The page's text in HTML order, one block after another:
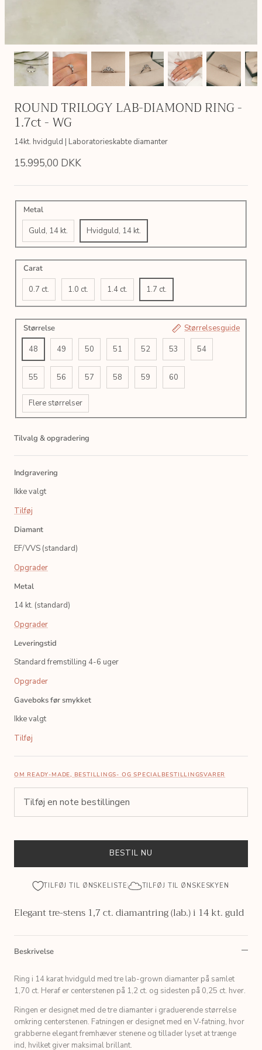
ROUND TRILOGY LAB-DIAMOND RING -
1.7ct - WG
14kt. hvidguld | Laboratorieskabte diamanter
15.995,00 DKK
Metal
Guld, 14 kt.
Hvidguld, 14 kt.
Carat
0.7 ct.
1.0 ct. 1.4 ct. 1.7 ct.
Størrelse
Størrelsesguide
48
49 50 51 52 53 54
55 56 57 58 59 60
Flere størrelser
Tilvalg & opgradering
Indgravering
Ikke valgt
Tilføj
Diamant
EF/VVS (standard)
Opgrader
Metal
14 kt. (standard)
Opgrader
Leveringstid
Standard fremstilling 4-6 uger
Opgrader
Gaveboks før smykket
Ikke valgt
Tilføj
OM READY-MADE, BESTILLINGS- OG SPECIALBESTILLINGSVARER
BESTIL NU
TILFØJ TIL ØNSKELISTE TILFØJ TIL ØNSKESKYEN
Elegant tre-stens 1,7 ct. diamantring (lab.) i 14 kt. guld
Beskrivelse
Ring i 14 karat hvidguld med tre lab-grown diamanter på samlet
1,70 ct. Heraf er centerstenen på 1,2 ct. og sidesten på 0,25 ct. hver.
Ringen er designet med de tre diamanter i graduerende størrelse
omkring centerstenen. Fatningen er designet med en V-fatning, hvor
grabberne elegant fremhæver stenene og tillader lyset at trænge
ind, hvilket giver maksimal brillant.